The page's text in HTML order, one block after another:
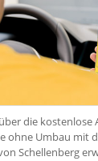
die kostenlose
ohne Umbau mit
Schellenberg